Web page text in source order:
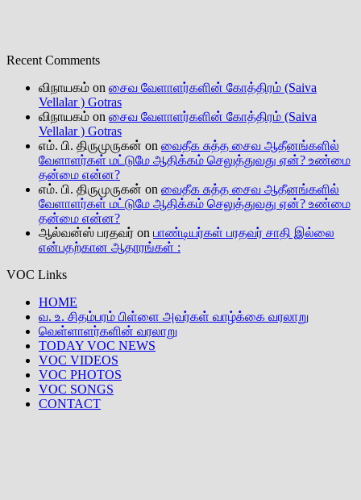
Recent Comments
விநாயகம் on சைவ வேளாளர்களின் கோத்திரம் (Saiva
Vellalar ) Gotras
விநாயகம் on சைவ வேளாளர்களின் கோத்திரம் (Saiva
Vellalar ) Gotras
எம். பி. திருமுருகன் on வைதீக சுத்த சைவ ஆதீனங்களில்
வேளாளர்கள் மட்டுமே ஆதிக்கம் செலுத்துவது ஏன்? உண்மை
தன்மை என்ன?
எம். பி. திருமுருகன் on வைதீக சுத்த சைவ ஆதீனங்களில்
வேளாளர்கள் மட்டுமே ஆதிக்கம் செலுத்துவது ஏன்? உண்மை
தன்மை என்ன?
ஆல்வன்ஸ் பரதவர் on பாண்டியர்கள் பரதவர் சாதி இல்லை
என்பதற்கான ஆதாரங்கள் :
VOC Links
HOME
வ. உ. சிதம்பரம் பிள்ளை அவர்கள் வாழ்க்கை வரலாறு
வெள்ளாளர்களின் வரலாறு
TODAY VOC NEWS
VOC VIDEOS
VOC PHOTOS
VOC SONGS
CONTACT